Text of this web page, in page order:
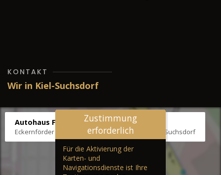
KONTAKT
Wir in Kiel-Suchsdorf
Autohaus Fräter
Eckernförder Str. /Klausbrooker Weg 1, 24107 Kiel-Suchsdorf
Zustimmung
erforderlich
Für die Aktivierung der
Karten- und
Navigationsdienste ist Ihre